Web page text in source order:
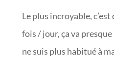
Le plus incroyable,
fois / jour, ça va
ne suis plus habitué à